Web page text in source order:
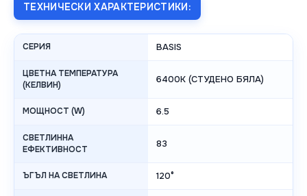
ТЕХНИЧЕСКИ ХАРАКТЕРИСТИКИ:
СЕРИЯ BASIS
ЦВЕТНА ТЕМПЕРАТУРА
(КЕЛВИН)
6400K (СТУДЕНО БЯЛА)
МОЩНОСТ (W) 6.5
СВЕТЛИННА
ЕФЕКТИВНОСТ
83
ЪГЪЛ НА СВЕТЛИНА 120°